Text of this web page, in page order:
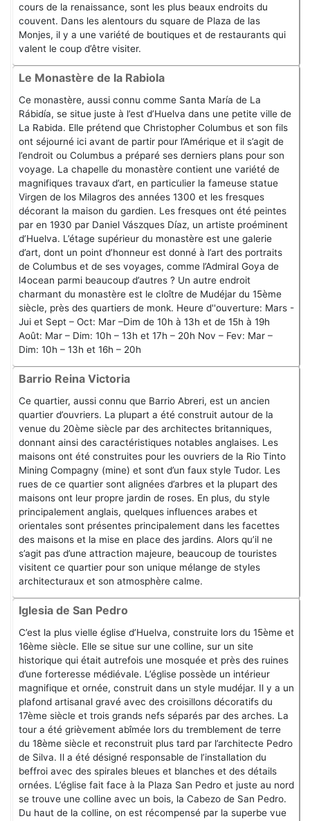
cours de la renaissance, sont les plus beaux endroits du
couvent. Dans les alentours du square de Plaza de las
Monjes, il y a une variété de boutiques et de restaurants qui
valent le coup d’être visiter.
Le Monastère de la Rabiola
Ce monastère, aussi connu comme Santa María de La
Rábidía, se situe juste à l’est d’Huelva dans une petite ville de
La Rabida. Elle prétend que Christopher Columbus et son fils
ont séjourné ici avant de partir pour l’Amérique et il s’agit de
l’endroit ou Columbus a préparé ses derniers plans pour son
voyage. La chapelle du monastère contient une variété de
magnifiques travaux d’art, en particulier la fameuse statue
Virgen de los Milagros des années 1300 et les fresques
décorant la maison du gardien. Les fresques ont été peintes
par en 1930 par Daniel Vászques Díaz, un artiste proéminent
d’Huelva. L’étage supérieur du monastère est une galerie
d’art, dont un point d’honneur est donné à l’art des portraits
de Columbus et de ses voyages, comme l’Admiral Goya de
l4ocean parmi beaucoup d’autres ? Un autre endroit
charmant du monastère est le cloître de Mudéjar du 15ème
siècle, près des quartiers de monk. Heure d''ouverture: Mars -
Jui et Sept – Oct: Mar –Dim de 10h à 13h et de 15h à 19h
Août: Mar – Dim: 10h – 13h et 17h – 20h Nov – Fev: Mar –
Dim: 10h – 13h et 16h – 20h
Barrio Reina Victoria
Ce quartier, aussi connu que Barrio Abreri, est un ancien
quartier d’ouvriers. La plupart a été construit autour de la
venue du 20ème siècle par des architectes britanniques,
donnant ainsi des caractéristiques notables anglaises. Les
maisons ont été construites pour les ouvriers de la Rio Tinto
Mining Compagny (mine) et sont d’un faux style Tudor. Les
rues de ce quartier sont alignées d’arbres et la plupart des
maisons ont leur propre jardin de roses. En plus, du style
principalement anglais, quelques influences arabes et
orientales sont présentes principalement dans les facettes
des maisons et la mise en place des jardins. Alors qu’il ne
s’agit pas d’une attraction majeure, beaucoup de touristes
visitent ce quartier pour son unique mélange de styles
architecturaux et son atmosphère calme.
Iglesia de San Pedro
C’est la plus vielle église d’Huelva, construite lors du 15ème et
16ème siècle. Elle se situe sur une colline, sur un site
historique qui était autrefois une mosquée et près des ruines
d’une forteresse médiévale. L’église possède un intérieur
magnifique et ornée, construit dans un style mudéjar. Il y a un
plafond artisanal gravé avec des croisillons décoratifs du
17ème siècle et trois grands nefs séparés par des arches. La
tour a été grièvement abîmée lors du tremblement de terre
du 18ème siècle et reconstruit plus tard par l’architecte Pedro
de Silva. Il a été désigné responsable de l’installation du
beffroi avec des spirales bleues et blanches et des détails
ornées. L’église fait face à la Plaza San Pedro et juste au nord
se trouve une colline avec un bois, la Cabezo de San Pedro.
Du haut de la colline, on est récompensé par la superbe vue